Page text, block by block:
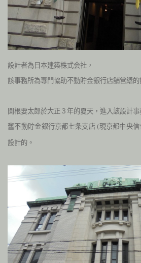
設計者為日本建築株式会社，
該事務所為專門協助不動貯金銀行店舗営繕的
関根要太郎於大正３年的夏天，進入該設計事
舊不動貯金銀行京都七条支店 (現京都中央
設計的 。